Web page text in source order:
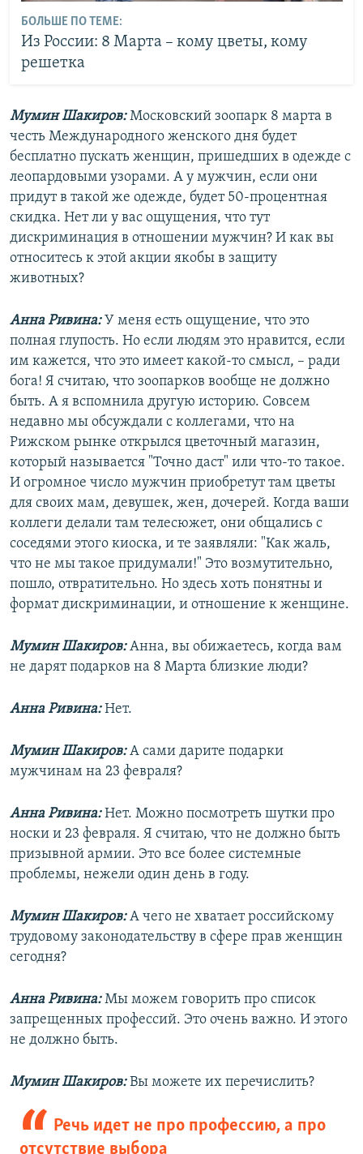
БОЛЬШЕ ПО ТЕМЕ:
Из России: 8 Марта – кому цветы, кому
решетка
Мумин Шакиров:Московский зоопарк 8 марта в
честь Международного женского дня будет
бесплатно пускать женщин, пришедших в одежде с
леопардовыми узорами. А у мужчин, если они
придут в такой же одежде, будет 50-процентная
скидка. Нет ли у вас ощущения, что тут
дискриминация в отношении мужчин? И как вы
относитесь к этой акции якобы в защиту
животных?
Анна Ривина:У меня есть ощущение, что это
полная глупость. Но если людям это нравится, если
им кажется, что это имеет какой-то смысл, – ради
бога! Я считаю, что зоопарков вообще не должно
быть. А я вспомнила другую историю. Совсем
недавно мы обсуждали с коллегами, что на
Рижском рынке открылся цветочный магазин,
который называется "Точно даст" или что-то такое.
И огромное число мужчин приобретут там цветы
для своих мам, девушек, жен, дочерей. Когда ваши
коллеги делали там телесюжет, они общались с
соседями этого киоска, и те заявляли: "Как жаль,
что не мы такое придумали!" Это возмутительно,
пошло, отвратительно. Но здесь хоть понятны и
формат дискриминации, и отношение к женщине.
Мумин Шакиров:Анна, вы обижаетесь, когда вам
не дарят подарков на 8 Марта близкие люди?
Анна Ривина:Нет.
Мумин Шакиров:А сами дарите подарки
мужчинам на 23 февраля?
Анна Ривина:Нет. Можно посмотреть шутки про
носки и 23 февраля. Я считаю, что не должно быть
призывной армии. Это все более системные
проблемы, нежели один день в году.
Мумин Шакиров:А чего не хватает российскому
трудовому законодательству в сфере прав женщин
сегодня?
Анна Ривина:Мы можем говорить про список
запрещенных профессий. Это очень важно. И этого
не должно быть.
Мумин Шакиров:Вы можете их перечислить?
Речь идет не про профессию, а про
отсутствие выбора